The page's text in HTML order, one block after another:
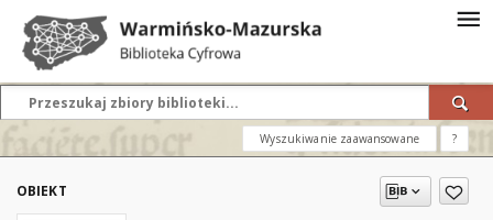
Wyszukiwanie zaawansowane ?
OBIEKT